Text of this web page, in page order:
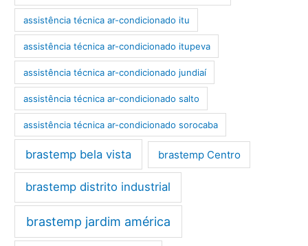
assistência técnica ar-condicionado itu
assistência técnica ar-condicionado itupeva
assistência técnica ar-condicionado jundiaí
assistência técnica ar-condicionado salto
assistência técnica ar-condicionado sorocaba
brastemp bela vista brastemp Centro
brastemp distrito industrial
brastemp jardim américa